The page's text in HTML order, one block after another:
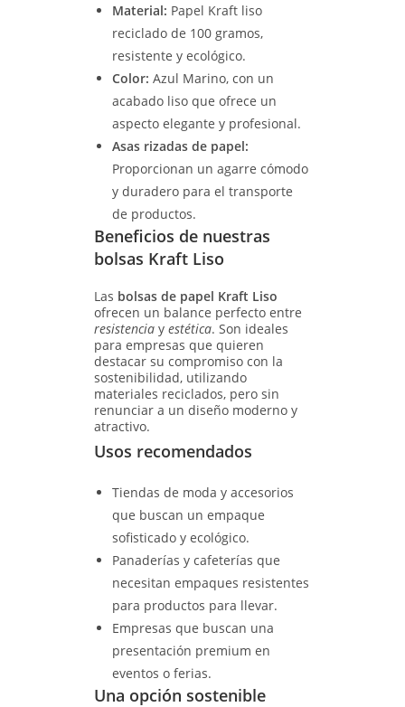
Material: Papel Kraft liso
reciclado de 100 gramos,
resistente y ecológico.
Color: Azul Marino, con un
acabado liso que ofrece un
aspecto elegante y profesional.
Asas rizadas de papel:
Proporcionan un agarre cómodo
y duradero para el transporte
de productos.
Beneficios de nuestras
bolsas Kraft Liso
Las bolsas de papel Kraft Liso
ofrecen un balance perfecto entre
resistencia y estética. Son ideales
para empresas que quieren
destacar su compromiso con la
sostenibilidad, utilizando
materiales reciclados, pero sin
renunciar a un diseño moderno y
atractivo.
Usos recomendados
Tiendas de moda y accesorios
que buscan un empaque
sofisticado y ecológico.
Panaderías y cafeterías que
necesitan empaques resistentes
para productos para llevar.
Empresas que buscan una
presentación premium en
eventos o ferias.
Una opción sostenible